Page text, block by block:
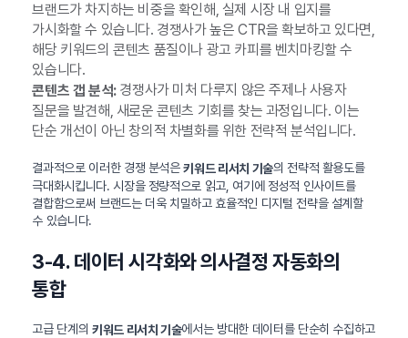
브랜드가 차지하는 비중을 확인해, 실제 시장 내 입지를
가시화할 수 있습니다. 경쟁사가 높은 CTR을 확보하고 있다면,
해당 키워드의 콘텐츠 품질이나 광고 카피를 벤치마킹할 수
있습니다.
콘텐츠 갭 분석:경쟁사가 미처 다루지 않은 주제나 사용자
질문을 발견해, 새로운 콘텐츠 기회를 찾는 과정입니다. 이는
단순 개선이 아닌 창의적 차별화를 위한 전략적 분석입니다.
결과적으로 이러한 경쟁 분석은키워드 리서치 기술의 전략적 활용도를
극대화시킵니다. 시장을 정량적으로 읽고, 여기에 정성적 인사이트를
결합함으로써 브랜드는 더욱 치밀하고 효율적인 디지털 전략을 설계할
수 있습니다.
3-4. 데이터 시각화와 의사결정 자동화의
통합
고급 단계의 키워드 리서치 기술에서는 방대한 데이터를 단순히 수집하고